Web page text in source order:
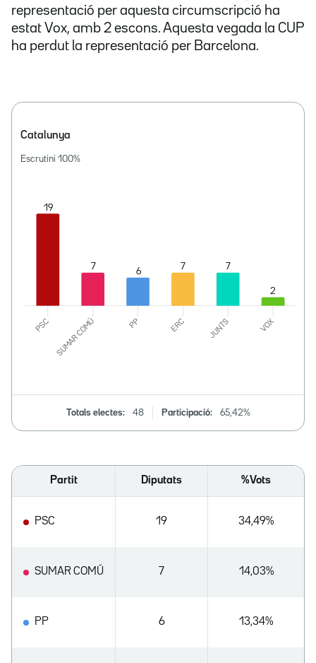
representació per aquesta circumscripció ha
estat Vox, amb 2 escons. Aquesta vegada la CUP
ha perdut la representació per Barcelona.
Catalunya
Escrutini 100%
Totals electes: 48 Participació: 65,42%
Partit Diputats %Vots
PSC 19 34,49%
SUMAR COMÚ 7 14,03%
PP 6 13,34%